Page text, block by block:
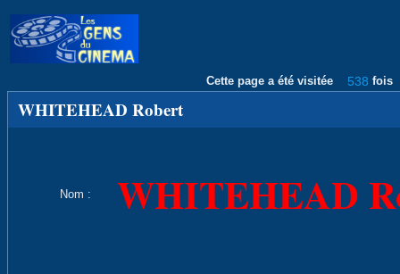
Cette page a été visitée 538 fois
WHITEHEAD Robert
Nom : WHITEHEAD